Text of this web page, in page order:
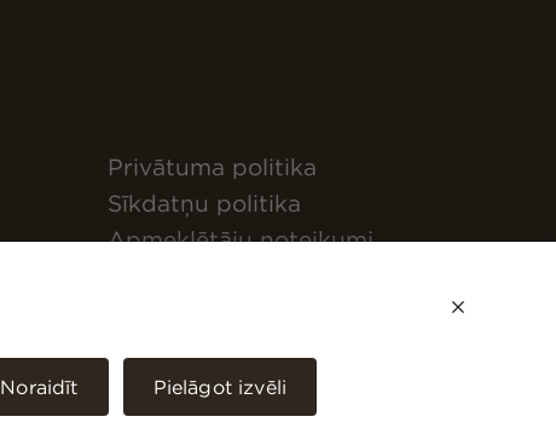
Noraidīt Pielāgot izvēli
Privātuma politika
Sīkdatņu politika
Apmeklētāju noteikumi